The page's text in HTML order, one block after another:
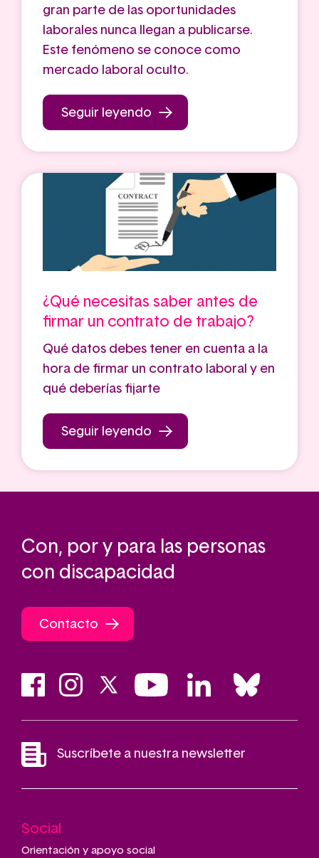
gran parte de las oportunidades
laborales nunca llegan a publicarse.
Este fenómeno se conoce como
mercado laboral oculto.
Seguir leyendo
¿Qué necesitas saber antes de
firmar un contrato de trabajo?
Qué datos debes tener en cuenta a la
hora de firmar un contrato laboral y en
qué deberías fijarte
Seguir leyendo
Con, por y para las personas
con discapacidad
Contacto
Suscríbete a nuestra newsletter
Main
navigation
Social
Orientación y apoyo social